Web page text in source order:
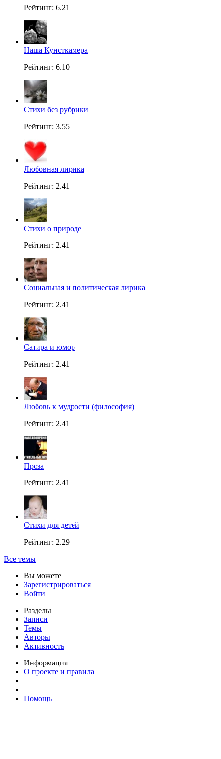
Рейтинг: 6.21
Наша Кунсткамера
Рейтинг: 6.10
Стихи без рубрики
Рейтинг: 3.55
Любовная лирика
Рейтинг: 2.41
Стихи о природе
Рейтинг: 2.41
Социальная и политическая лирика
Рейтинг: 2.41
Сатира и юмор
Рейтинг: 2.41
Любовь к мудрости (философия)
Рейтинг: 2.41
Проза
Рейтинг: 2.41
Стихи для детей
Рейтинг: 2.29
Все темы
Вы можете
Зарегистрироваться
Войти
Разделы
Записи
Темы
Авторы
Активность
Информация
О проекте и правила
Помощь